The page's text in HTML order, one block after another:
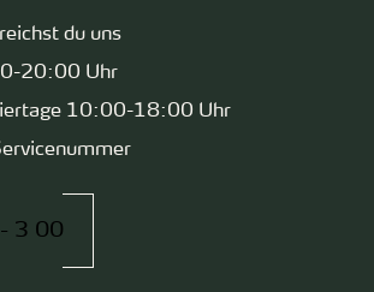
du uns
20:00 Uhr
10:00-18:00 Uhr
3 00